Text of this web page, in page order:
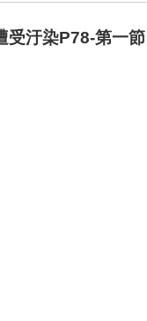
受汙染P78-第一節